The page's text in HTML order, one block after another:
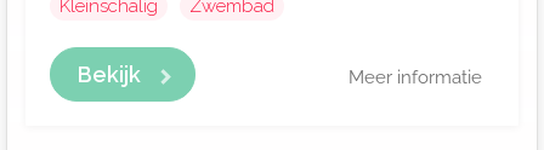
Kleinschalig Zwembad
Bekijk Meer informatie